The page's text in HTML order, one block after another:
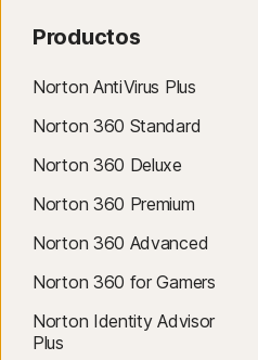
Productos
Norton AntiVirus Plus
Norton 360 Standard
Norton 360 Deluxe
Norton 360 Premium
Norton 360 Advanced
Norton 360 for Gamers
Norton Identity Advisor
Plus